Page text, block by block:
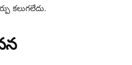
కలుగలేదు.